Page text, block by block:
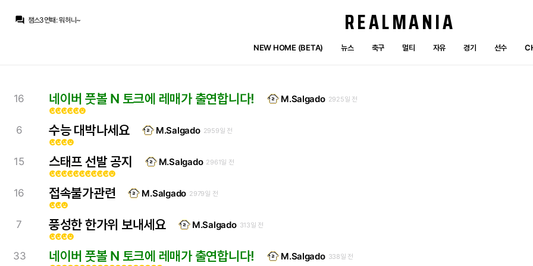
question_answer 챔스3연패:뭐허니~
챔스3연패:모하니님 왤케 축잘알이심
말씀대로 볼을 가지고 벨까지 가져가줘야겠죠
차라리 베실바를 주전으로 피타르치처럼
REALMANIA
NEW HOME (BETA) 뉴스 축구 멀티 자유 경기 선수
16
emoji_emotionsemoji_emotionsemoji_emotionsemoji_emotionsemoji_emotionsemoji_emotions
네이버 풋볼 N 토크에 레매가 출연합니다! M.Salgado 2925일 전
6
emoji_emotionsemoji_emotionsemoji_emotionsemoji_emotions
수능 대박나세요 M.Salgado 2959일 전
15
emoji_emotionsemoji_emotionsemoji_emotionsemoji_emotionsemoji_emotionsemoji_emotionsemoji_emotionsemoji_emotionsemoji_emotionsemoji_emotionsemoji_emotions
스태프 선발 공지 M.Salgado 2961일 전
16
emoji_emotionsemoji_emotionsemoji_emotions
접속불가관련 M.Salgado 2979일 전
7
emoji_emotionsemoji_emotionsemoji_emotionsemoji_emotions
풍성한 한가위 보내세요 M.Salgado 313일 전
33 네이버 풋볼 N 토크에 레매가 출연합니다! M.Salgado 338일 전